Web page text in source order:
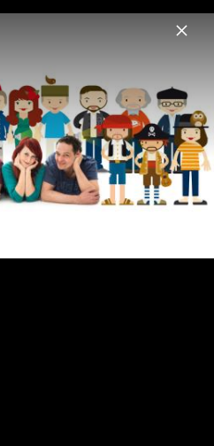
Menu
Videos Fotos Biografie
Studio für "Nicht
2"